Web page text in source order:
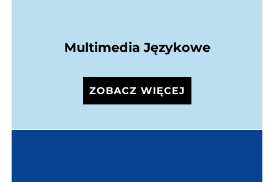
Multimedia Językowe
ZOBACZ WIĘCEJ